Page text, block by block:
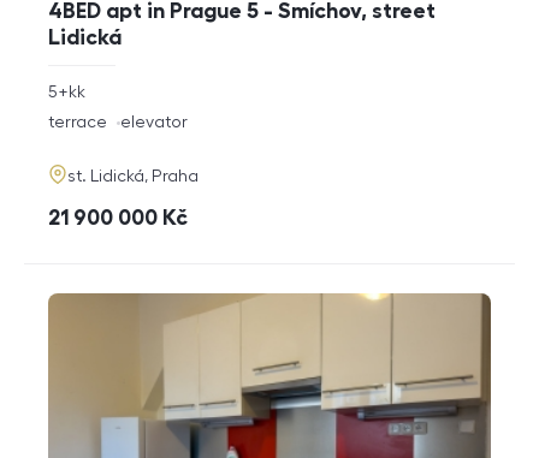
4BED apt in Prague 5 - Smíchov, street
Lidická
rozměry
5+kk
funkce
terrace elevator
adresa
st. Lidická, Praha
cena
21 900 000 Kč